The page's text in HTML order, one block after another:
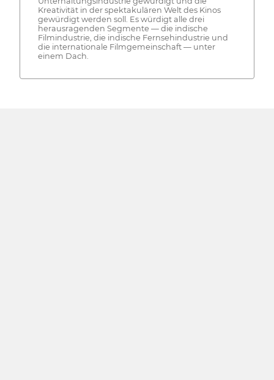
Kreativität in der spektakulären Welt des Kinos
gewürdigt werden soll. Es würdigt alle drei
herausragenden Segmente — die indische
Filmindustrie, die indische Fernsehindustrie und
die internationale Filmgemeinschaft — unter
einem Dach.